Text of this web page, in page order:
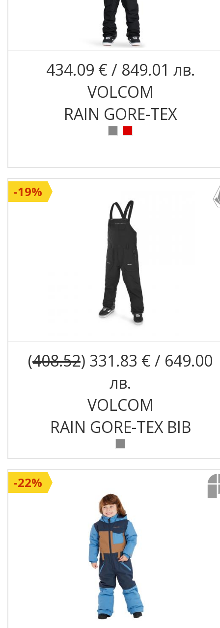
434.09 € / 849.01 лв.
VOLCOM
RAIN GORE-TEX
(408.52) 331.83 € / 649.00
лв.
VOLCOM
RAIN GORE-TEX BIB
-19%
-22%